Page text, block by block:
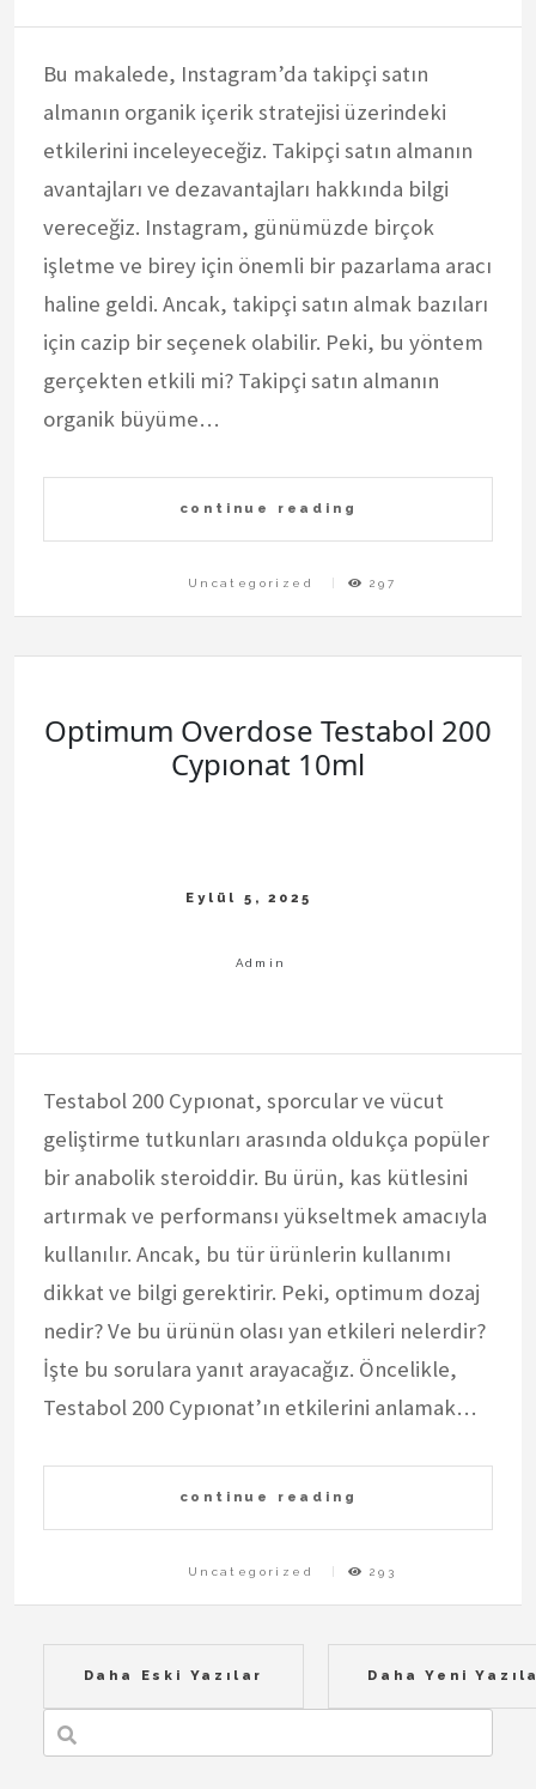
Bu makalede, Instagram’da takipçi satın
almanın organik içerik stratejisi üzerindeki
etkilerini inceleyeceğiz. Takipçi satın almanın
avantajları ve dezavantajları hakkında bilgi
vereceğiz. Instagram, günümüzde birçok
işletme ve birey için önemli bir pazarlama aracı
haline geldi. Ancak, takipçi satın almak bazıları
için cazip bir seçenek olabilir. Peki, bu yöntem
gerçekten etkili mi? Takipçi satın almanın
organik büyüme…
continue reading
Uncategorized 297
Optimum Overdose Testabol 200
Cypıonat 10ml
Testabol 200 Cypıonat, sporcular ve vücut
geliştirme tutkunları arasında oldukça popüler
bir anabolik steroiddir. Bu ürün, kas kütlesini
artırmak ve performansı yükseltmek amacıyla
kullanılır. Ancak, bu tür ürünlerin kullanımı
dikkat ve bilgi gerektirir. Peki, optimum dozaj
nedir? Ve bu ürünün olası yan etkileri nelerdir?
İşte bu sorulara yanıt arayacağız. Öncelikle,
Testabol 200 Cypıonat’ın etkilerini anlamak…
continue reading
Uncategorized 293
YazıDaha Eski Yazılar Daha Yeni